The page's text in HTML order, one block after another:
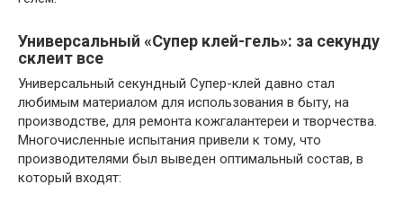
Универсальный «Супер клей-гель»: за секунду
склеит все
Универсальный секундный Супер-клей давно стал
любимым материалом для использования в быту, на
производстве, для ремонта кожгалантереи и творчества.
Многочисленные испытания привели к тому, что
производителями был выведен оптимальный состав, в
который входят: